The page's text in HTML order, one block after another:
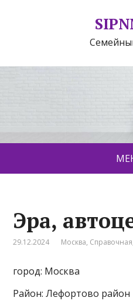
Эра,
29.12.2024 Москва, Справочная
город: Москва
Район: Лефортово район